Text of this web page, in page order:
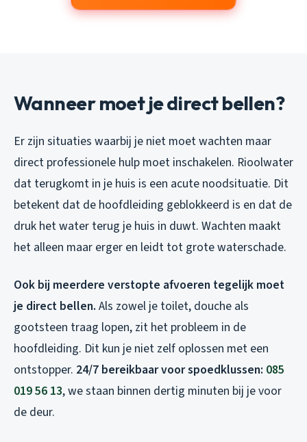
Wanneer moet je direct bellen?
Er zijn situaties waarbij je niet moet wachten maar
direct professionele hulp moet inschakelen. Rioolwater
dat terugkomt in je huis is een acute noodsituatie. Dit
betekent dat de hoofdleiding geblokkeerd is en dat de
druk het water terug je huis in duwt. Wachten maakt
het alleen maar erger en leidt tot grote waterschade.
Ook bij meerdere verstopte afvoeren tegelijk moet
je direct bellen. Als zowel je toilet, douche als
gootsteen traag lopen, zit het probleem in de
hoofdleiding. Dit kun je niet zelf oplossen met een
ontstopper. 24/7 bereikbaar voor spoedklussen: 085
019 56 13, we staan binnen dertig minuten bij je voor
de deur.